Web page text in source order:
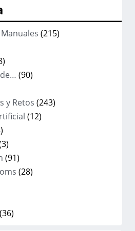
(215)
(90)
y Retos (243)
(12)
(91)
(28)
(36)